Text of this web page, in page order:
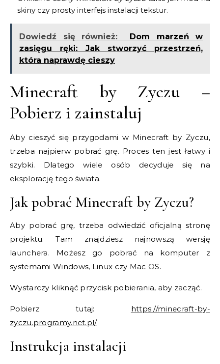
skiny czy prosty interfejs instalacji tekstur.
Dowiedź się również:
Dom marzeń w
zasięgu ręki: Jak stworzyć przestrzeń,
która naprawdę cieszy
Minecraft by Zyczu –
Pobierz i zainstaluj
Aby cieszyć się przygodami w Minecraft by Zyczu,
trzeba najpierw pobrać grę. Proces ten jest łatwy i
szybki. Dlatego wiele osób decyduje się na
eksplorację tego świata.
Jak pobrać Minecraft by Zyczu?
Aby pobrać grę, trzeba odwiedzić oficjalną stronę
projektu. Tam znajdziesz najnowszą wersję
launchera. Możesz go pobrać na komputer z
systemami Windows, Linux czy Mac OS.
Wystarczy kliknąć przycisk pobierania, aby zacząć.
Pobierz tutaj: https://minecraft-by-
zyczu.programy.net.pl/
Instrukcja instalacji